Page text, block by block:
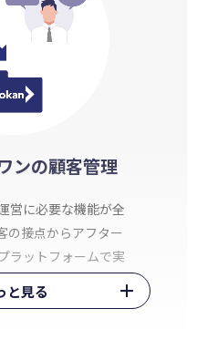
ンの顧客管理
営に必要な機能が全
の接点からアフター
ラットフォームで実
と見る